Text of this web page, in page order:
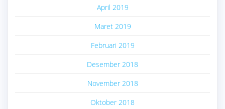
April 2019
Maret 2019
Februari 2019
Desember 2018
November 2018
Oktober 2018